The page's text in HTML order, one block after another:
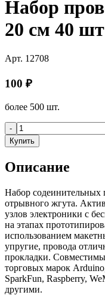
Набор
20 см 40 шт
Арт. 12708
100 ₽
более 500 шт.
-
Купить
Описание
Набор содеинительных
отрывного жгута.
узлов электроники с
на этапах
использованием
упругие, провода
прокладки.
торговых марок
SparkFun, Raspberry,
другими.